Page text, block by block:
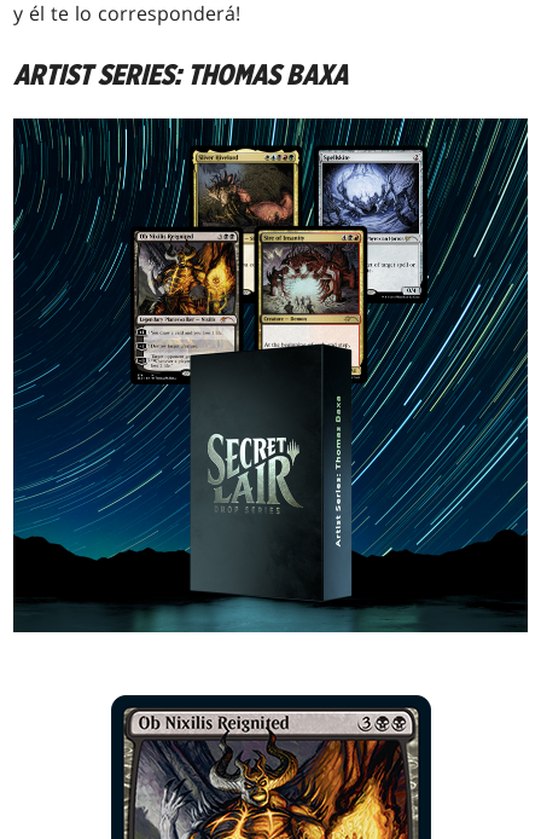
y él te lo corresponderá!
ARTIST SERIES: THOMAS BAXA